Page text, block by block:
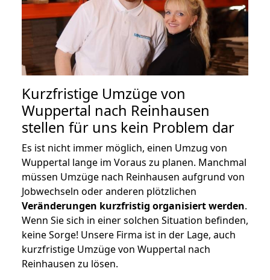
Kurzfristige Umzüge von
Wuppertal nach Reinhausen
stellen für uns kein Problem dar
Es ist nicht immer möglich, einen Umzug von
Wuppertal lange im Voraus zu planen. Manchmal
müssen Umzüge nach Reinhausen aufgrund von
Jobwechseln oder anderen plötzlichen
Veränderungen kurzfristig organisiert werden.
Wenn Sie sich in einer solchen Situation befinden,
keine Sorge! Unsere Firma ist in der Lage, auch
kurzfristige Umzüge von Wuppertal nach
Reinhausen zu lösen.